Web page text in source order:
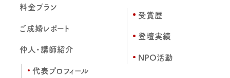
料金プラン
ご成婚レポート
仲人・講師紹介
代表プロフィール
受賞歴
登壇実績
NPO活動